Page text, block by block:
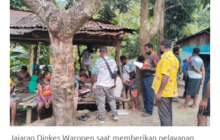
Jajaran Dinkes Waropen saat memberikan pelayanan